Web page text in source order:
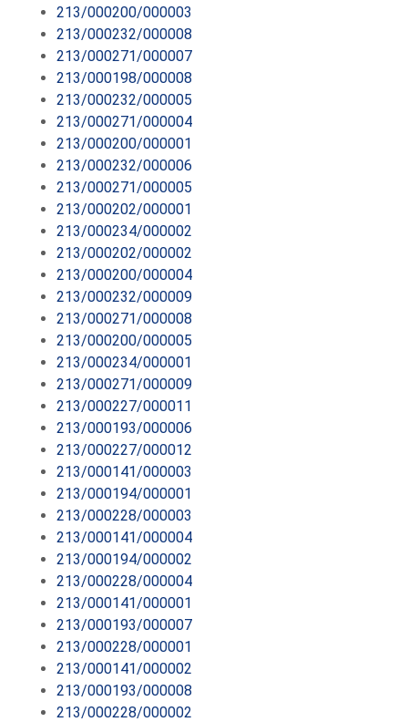
213/000200/000003
213/000232/000008
213/000271/000007
213/000198/000008
213/000232/000005
213/000271/000004
213/000200/000001
213/000232/000006
213/000271/000005
213/000202/000001
213/000234/000002
213/000202/000002
213/000200/000004
213/000232/000009
213/000271/000008
213/000200/000005
213/000234/000001
213/000271/000009
213/000227/000011
213/000193/000006
213/000227/000012
213/000141/000003
213/000194/000001
213/000228/000003
213/000141/000004
213/000194/000002
213/000228/000004
213/000141/000001
213/000193/000007
213/000228/000001
213/000141/000002
213/000193/000008
213/000228/000002